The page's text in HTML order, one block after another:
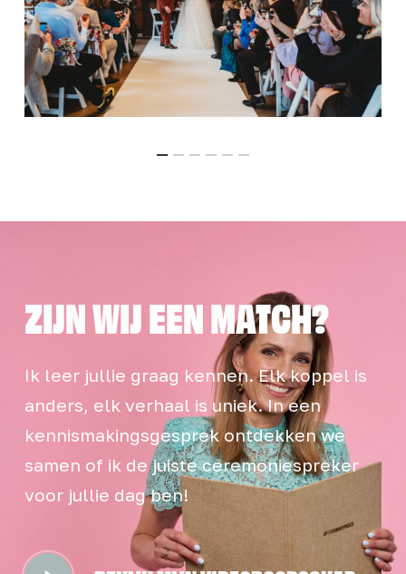
ZIJNWIJEENMATCH?
Ik leer jullie graag kennen. Elk koppel is
anders, elk verhaal is uniek. In een
kennismakingsgesprek ontdekken we
samen of ik de juiste ceremoniespreker
voor jullie dag ben!
Play